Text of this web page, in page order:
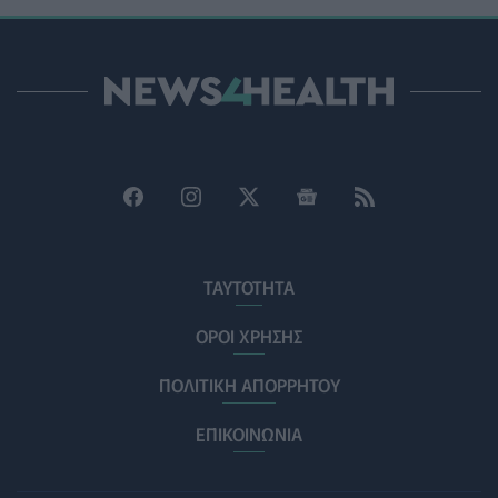
ΗΠΑ: Μεγάλη τράπεζα επενδύει 250 εκατ. δολάρια
07/08/2026 - 11:57
αποτελεσματική χημειοθεραπεία μετά το χειρουργείο
κρούσματα Έμπολα
ΤΑΥΤΟΤΗΤΑ
ΟΡΟΙ ΧΡΗΣΗΣ
ΠΟΛΙΤΙΚΗ ΑΠΟΡΡΗΤΟΥ
ΕΠΙΚΟΙΝΩΝΙΑ